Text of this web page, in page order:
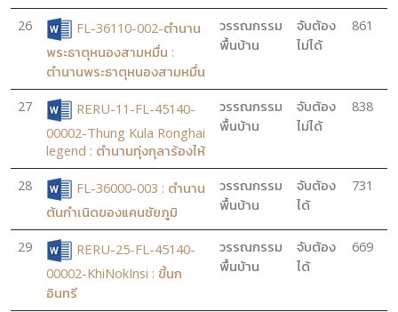
26
FL-36110-002-ตำนาน
พระธาตุหนองสามหมื่น :
ตำนานพระธาตุหนองสามหมื่น
วรรณกรรม
พื้นบ้าน
จับต้อง
ไม่ได้
861
27
RERU-11-FL-45140-
00002-Thung Kula Ronghai
legend : ตำนานทุ่งกุลาร้องไห้
วรรณกรรม
พื้นบ้าน
จับต้อง
ไม่ได้
838
28
FL-36000-003 : ตำนาน
ต้นกำเนิดของแคนชัยภูมิ
วรรณกรรม
พื้นบ้าน
จับต้อง
ได้
731
29
RERU-25-FL-45140-
00002-KhiNokInsi : ขี้นก
อินทรี
วรรณกรรม
พื้นบ้าน
จับต้อง
ได้
669